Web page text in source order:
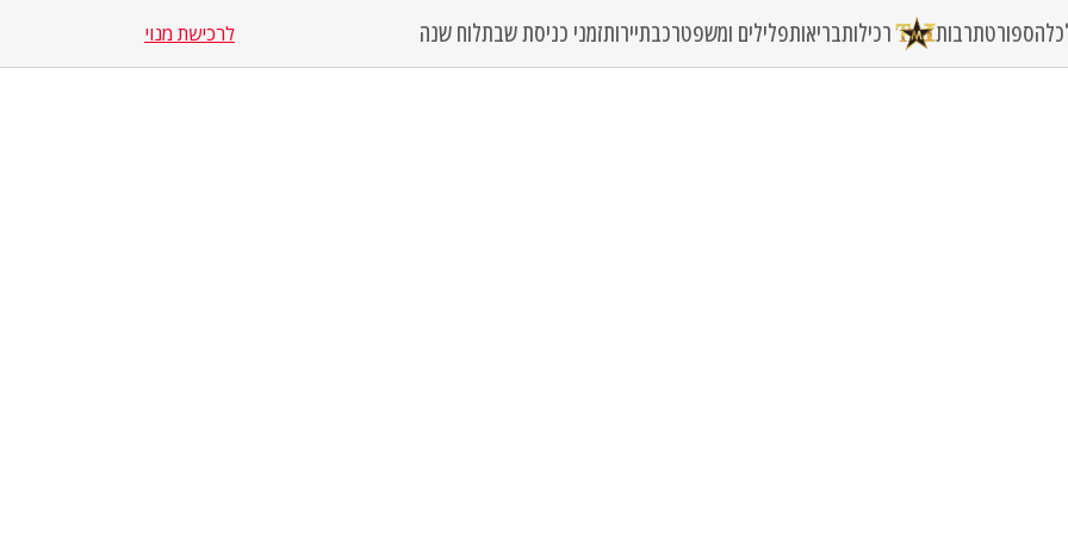
ספורטתרבות רכילותבריאותפלילים ומשפטרכבתיירותזמני כניסת שבתלוח שנה לרכישת מנוי